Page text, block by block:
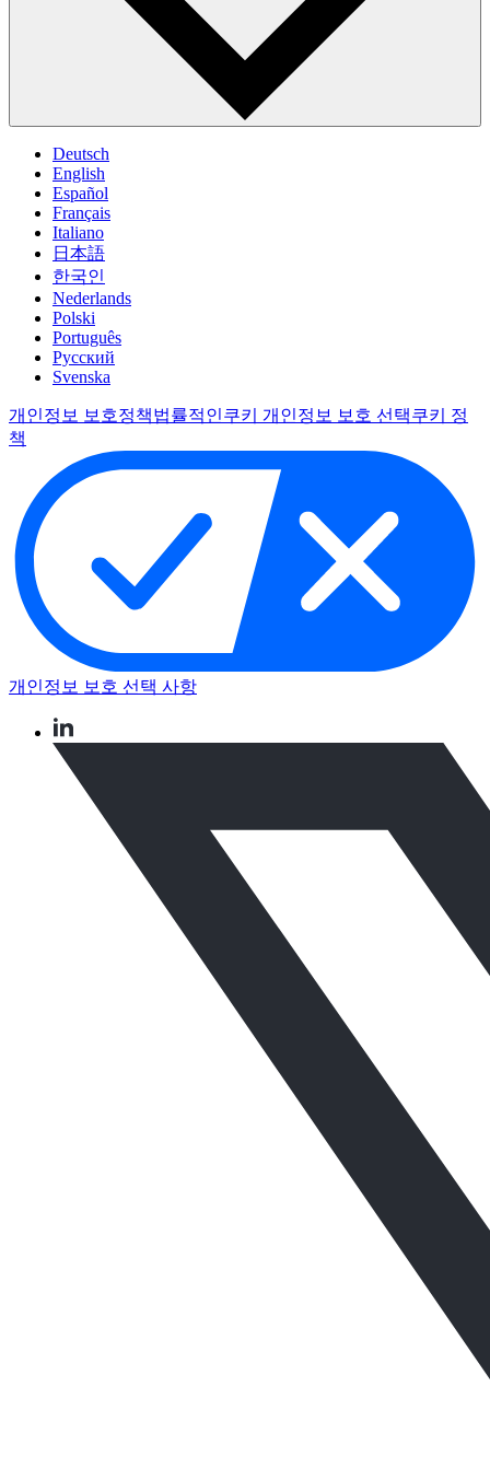
Deutsch
English
Español
Français
Italiano
日本語
한국인
Nederlands
Polski
Português
Pусский
Svenska
개인정보 보호정책법률적인쿠키 개인정보 보호 선택쿠키 정
책
개인정보 보호 선택 사항